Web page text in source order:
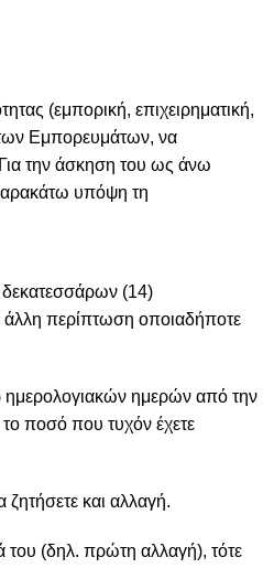
(εμπορική, επιχειρηματική,
των Εμπορευμάτων, να
την άσκηση του ως άνω
υπόψη τη
δεκατεσσάρων (14)
περίπτωση οποιαδήποτε
ημερών από την
ποσό που τυχόν έχετε
και αλλαγή.
του (δηλ. πρώτη αλλαγή), τότε